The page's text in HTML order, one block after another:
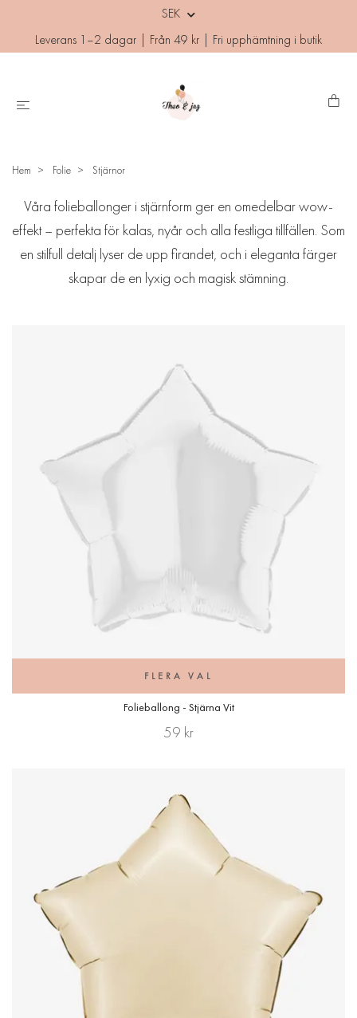
SEK
Leverans 1–2 dagar | Från 49 kr | Fri upphämtning i butik
Hem Folie Stjärnor
Våra folieballonger i stjärnform ger en omedelbar wow-
effekt – perfekta för kalas, nyår och alla festliga tillfällen. Som
en stilfull detalj lyser de upp firandet, och i eleganta färger
skapar de en lyxig och magisk stämning.
FLERA VAL
Folieballong - Stjärna Vit
59 kr